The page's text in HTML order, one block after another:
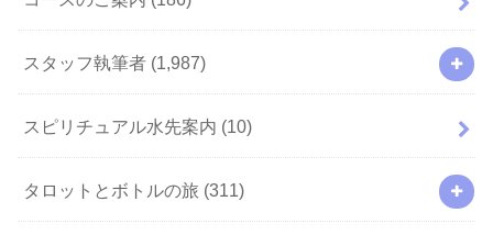
スタッフ執筆者 (1,987)
スピリチュアル水先案内 (10)
タロットとボトルの旅 (311)